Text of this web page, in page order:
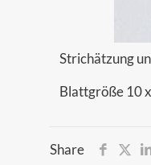
Strichätzung
Blattgröße 10
Share